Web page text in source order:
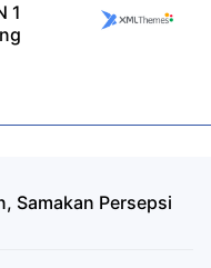
1
Samakan Persepsi